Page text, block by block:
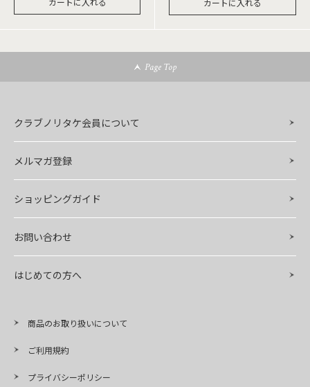
Page Top
クラブノリタケ会員について
メルマガ登録
ショッピングガイド
お問い合わせ
はじめての方へ
商品のお取り扱いについて
ご利用規約
プライバシーポリシー